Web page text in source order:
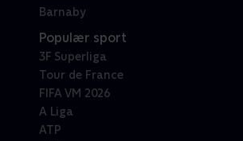
Barnaby
Populær sport
3F Superliga
Tour de France
FIFA VM 2026
A Liga
ATP